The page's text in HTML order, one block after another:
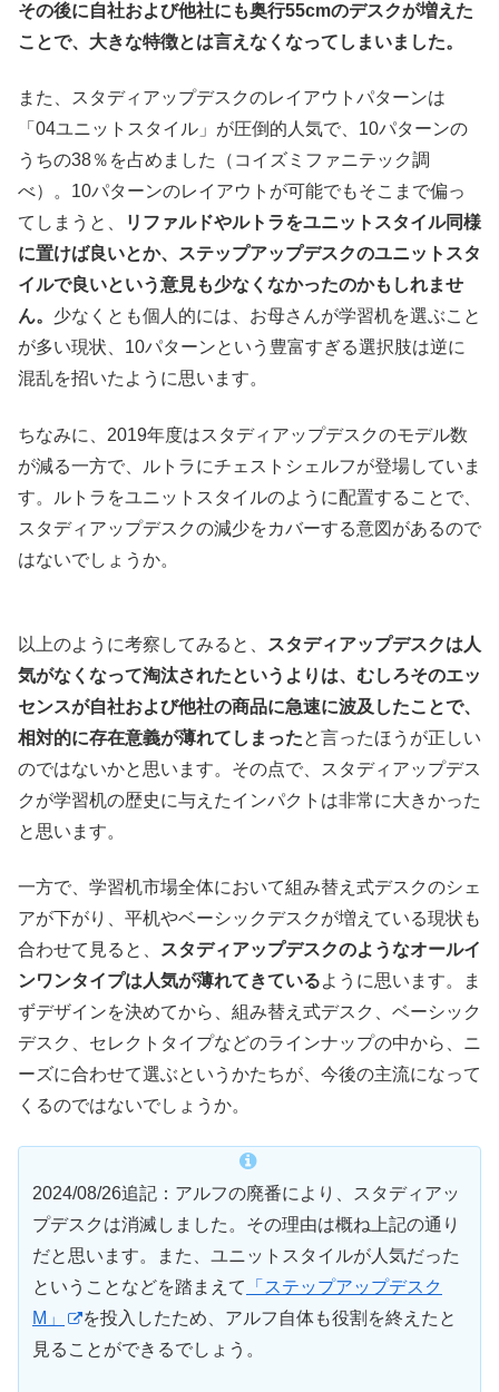
その後に自社および他社にも奥行55cmのデスクが増えた
ことで、大きな特徴とは言えなくなってしまいました。
また、スタディアップデスクのレイアウトパターンは
「04ユニットスタイル」が圧倒的人気で、10パターンの
うちの38％を占めました（コイズミファニテック調
べ）。10パターンのレイアウトが可能でもそこまで偏っ
てしまうと、
リファルドやルトラをユニットスタイル同様
に置けば良いとか、ステップアップデスクのユニットスタ
イルで良いという意見も少なくなかったのかもしれませ
ん。 少なくとも個人的には、お母さんが学習机を選ぶこと
が多い現状、10パターンという豊富すぎる選択肢は逆に
混乱を招いたように思います。
ちなみに、2019年度はスタディアップデスクのモデル数
が減る一方で、ルトラにチェストシェルフが登場していま
す。ルトラをユニットスタイルのように配置することで、
スタディアップデスクの減少をカバーする意図があるので
はないでしょうか。
以上のように考察してみると、
スタディアップデスクは人
気がなくなって淘汰されたというよりは、むしろそのエッ
センスが自社および他社の商品に急速に波及したことで、
相対的に存在意義が薄れてしまったと言ったほうが正しい
のではないかと思います。その点で、スタディアップデス
クが学習机の歴史に与えたインパクトは非常に大きかった
と思います。
一方で、学習机市場全体において組み替え式デスクのシェ
アが下がり、平机やベーシックデスクが増えている現状も
合わせて見ると、
スタディアップデスクのようなオールイ
ンワンタイプは人気が薄れてきているように思います。ま
ずデザインを決めてから、組み替え式デスク、ベーシック
デスク、セレクトタイプなどのラインナップの中から、ニ
ーズに合わせて選ぶというかたちが、今後の主流になって
くるのではないでしょうか。
2024/08/26追記：アルフの廃番により、スタディアッ
プデスクは消滅しました。その理由は概ね上記の通り
だと思います。また、ユニットスタイルが人気だった
ということなどを踏まえて
「ステップアップデスク
M」
を投入したため、アルフ自体も役割を終えたと
見ることができるでしょう。